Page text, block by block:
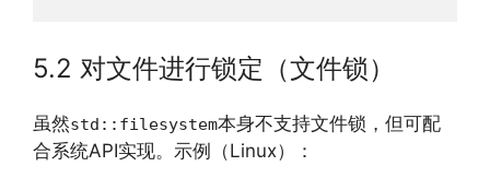
5.2 对文件进行锁定（文件锁）
虽然std::filesystem本身不支持文件锁，但可配
合系统API实现。示例（Linux）：